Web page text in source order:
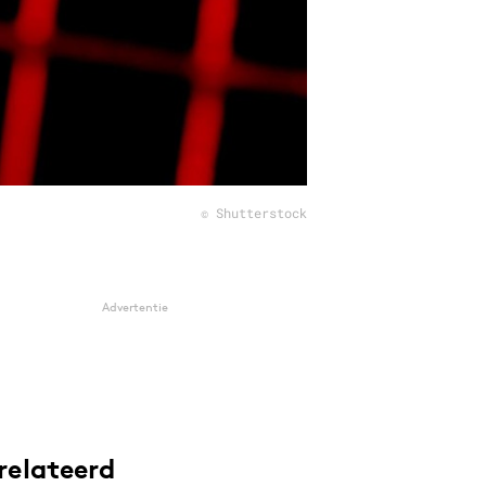
© Shutterstock
Advertentie